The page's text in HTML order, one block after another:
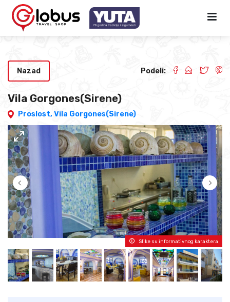
Vila Gorgones(Sirene)
Proslost,Vila Gorgones(Sirene)
Nazad Podeli:
Slike su informativnog karaktera